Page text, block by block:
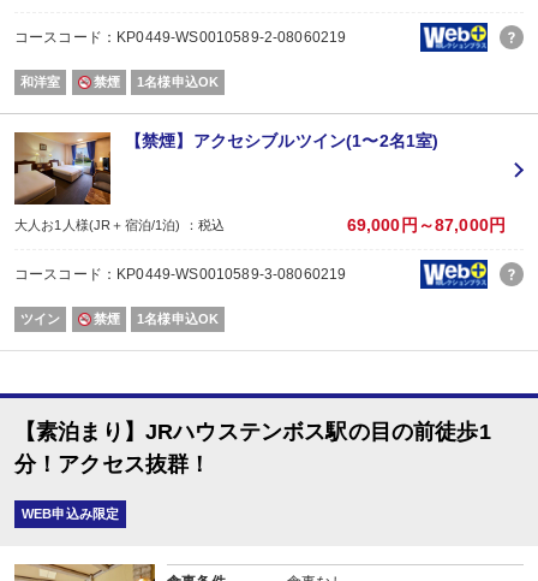
コースコード：KP0449-WS0010589-2-08060219
和洋室 禁煙 1名様申込OK
【禁煙】アクセシブルツイン(1〜2名1室)
大人お1人様(JR＋宿泊/1泊) ：税込 69,000円～87,000円
コースコード：KP0449-WS0010589-3-08060219
ツイン 禁煙 1名様申込OK
【素泊まり】JRハウステンボス駅の目の前徒歩1
分！アクセス抜群！
WEB申込み限定